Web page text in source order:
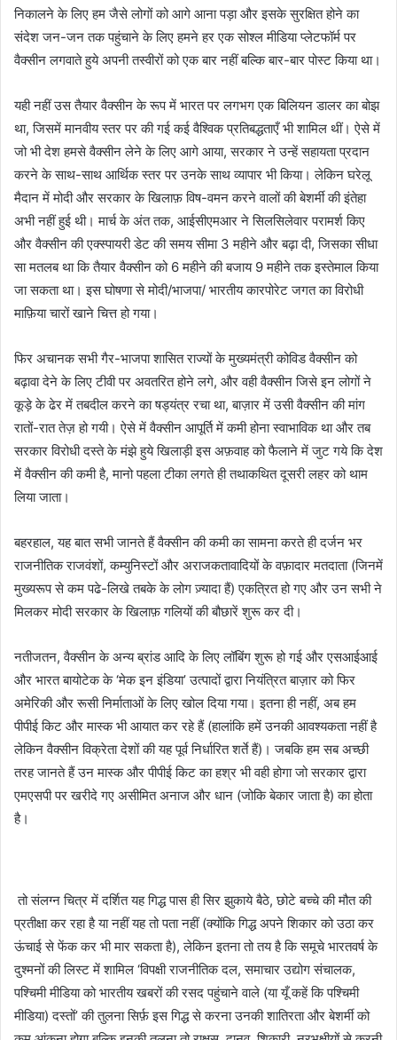
निकालने के लिए हम जैसे लोगों को आगे आना पड़ा और इसके सुरक्षित होने का
संदेश जन-जन तक पहुंचाने के लिए हमने हर एक सोश्ल मीडिया प्लेटफॉर्म पर
वैक्सीन लगवाते हुये अपनी तस्वीरों को एक बार नहीं बल्कि बार-बार पोस्ट किया था।
यही नहीं उस तैयार वैक्सीन के रूप में भारत पर लगभग एक बिलियन डालर का बोझ
था, जिसमें मानवीय स्तर पर की गई कई वैश्विक प्रतिबद्धताएँ भी शामिल थीं। ऐसे में
जो भी देश हमसे वैक्सीन लेने के लिए आगे आया, सरकार ने उन्हें सहायता प्रदान
करने के साथ-साथ आर्थिक स्तर पर उनके साथ व्यापार भी किया। लेकिन घरेलू
मैदान में मोदी और सरकार के खिलाफ़ विष-वमन करने वालों की बेशर्मी की इंतेहा
अभी नहीं हुई थी। मार्च के अंत तक, आईसीएमआर ने सिलसिलेवार परामर्श किए
और वैक्सीन की एक्स्पायरी डेट की समय सीमा 3 महीने और बढ़ा दी, जिसका सीधा
सा मतलब था कि तैयार वैक्सीन को 6 महीने की बजाय 9 महीने तक इस्तेमाल किया
जा सकता था। इस घोषणा से मोदी/भाजपा/ भारतीय कारपोरेट जगत का विरोधी
माफ़िया चारों खाने चित्त हो गया।
फिर अचानक सभी गैर-भाजपा शासित राज्यों के मुख्यमंत्री कोविड वैक्सीन को
बढ़ावा देने के लिए टीवी पर अवतरित होने लगे, और वही वैक्सीन जिसे इन लोगों ने
कूड़े के ढेर में तबदील करने का षड्यंत्र रचा था, बाज़ार में उसी वैक्सीन की मांग
रातों-रात तेज़ हो गयी। ऐसे में वैक्सीन आपूर्ति में कमी होना स्वाभाविक था और तब
सरकार विरोधी दस्ते के मंझे हुये खिलाड़ी इस अफ़वाह को फैलाने में जुट गये कि देश
में वैक्सीन की कमी है, मानो पहला टीका लगते ही तथाकथित दूसरी लहर को थाम
लिया जाता।
बहरहाल, यह बात सभी जानते हैं वैक्सीन की कमी का सामना करते ही दर्जन भर
राजनीतिक राजवंशों, कम्युनिस्टों और अराजकतावादियों के वफ़ादार मतदाता (जिनमें
मुख्यरूप से कम पढे-लिखे तबके के लोग ज़्यादा हैं) एकत्रित हो गए और उन सभी ने
मिलकर मोदी सरकार के खिलाफ़ गलियों की बौछारें शुरू कर दी।
नतीजतन, वैक्सीन के अन्य ब्रांड आदि के लिए लॉबिंग शुरू हो गई और एसआईआई
और भारत बायोटेक के ‘मेक इन इंडिया’ उत्पादों द्वारा नियंत्रित बाज़ार को फिर
अमेरिकी और रूसी निर्माताओं के लिए खोल दिया गया। इतना ही नहीं, अब हम
पीपीई किट और मास्क भी आयात कर रहे हैं (हालांकि हमें उनकी आवश्यकता नहीं है
लेकिन वैक्सीन विक्रेता देशों की यह पूर्व निर्धारित शर्ते हैं)। जबकि हम सब अच्छी
तरह जानते हैं उन मास्क और पीपीई किट का हश्र भी वही होगा जो सरकार द्वारा
एमएसपी पर खरीदे गए असीमित अनाज और धान (जोकि बेकार जाता है) का होता
है।
तो संलग्न चित्र में दर्शित यह गिद्ध पास ही सिर झुकाये बैठे, छोटे बच्चे की मौत की
प्रतीक्षा कर रहा है या नहीं यह तो पता नहीं (क्योंकि गिद्ध अपने शिकार को उठा कर
ऊंचाई से फेंक कर भी मार सकता है), लेकिन इतना तो तय है कि समूचे भारतवर्ष के
दुश्मनों की लिस्ट में शामिल ‘विपक्षी राजनीतिक दल, समाचार उद्योग संचालक,
पश्चिमी मीडिया को भारतीय खबरों की रसद पहुंचाने वाले (या यूँ कहें कि पश्चिमी
मीडिया) दस्तों’ की तुलना सिर्फ़ इस गिद्ध से करना उनकी शातिरता और बेशर्मी को